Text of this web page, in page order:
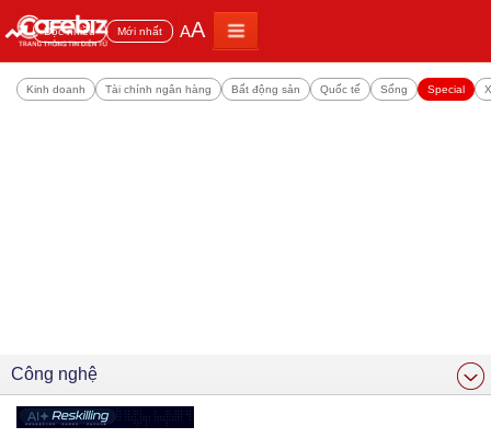
Đọc nhiều Mới nhất AA
Kinh doanh Tài chính ngân hàng Bất động sản Quốc tế Sống Special
Công nghệ